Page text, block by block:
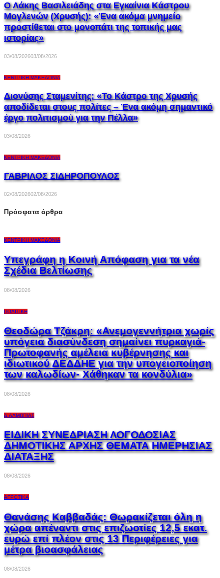
Ο Λάκης Βασιλειάδης στα Εγκαίνια Κάστρου
Μογλενών (Χρυσής): «Ένα ακόμα μνημείο
προστίθεται στο μονοπάτι της τοπικής μας
ιστορίας»
03/08/202603/08/2026
ΚΕΝΤΡΙΚΉ ΜΑΚΕΔΟΝΊΑ
Διονύσης Σταμενίτης: «Το Κάστρο της Χρυσής
αποδίδεται στους πολίτες – Ένα ακόμη σημαντικό
έργο πολιτισμού για την Πέλλα»
03/08/2026
ΚΕΝΤΡΙΚΉ ΜΑΚΕΔΟΝΊΑ
ΓΑΒΡΙΛΟΣ ΣΙΔΗΡΟΠΟΥΛΟΣ
02/08/202602/08/2026
Πρόσφατα άρθρα
ΚΕΝΤΡΙΚΉ ΜΑΚΕΔΟΝΊΑ
Υπεγράφη η Κοινή Απόφαση για τα νέα
Σχέδια Βελτίωσης
08/08/2026
ΠΟΛΙΤΙΚΉ
Θεοδώρα Τζάκρη: «Ανεμογεννήτρια χωρίς
υπόγεια διασύνδεση σημαίνει πυρκαγιά-
Πρωτοφανής αμέλεια κυβέρνησης και
ιδιωτικού ΔΕΔΔΗΕ για την υπογειοποίηση
των καλωδίων- Χάθηκαν τα κονδύλια»
08/08/2026
Δ.ΑΛΜΩΠΊΑΣ
ΕΙΔΙΚΗ ΣΥΝΕΔΡΙΑΣΗ ΛΟΓΟΔΟΣΙΑΣ
ΔΗΜΟΤΙΚΗΣ ΑΡΧΗΣ ΘΕΜΑΤΑ ΗΜΕΡΗΣΙΑΣ
ΔΙΑΤΑΞΗΣ
08/08/2026
ΑΓΡΟΤΙΚΆ
Θανάσης Καββαδάς: Θωρακίζεται όλη η
χώρα απέναντι στις επιζωοτίες 12,5 εκατ.
ευρώ επί πλέον στις 13 Περιφέρειες για
μέτρα βιοασφάλειας
08/08/2026